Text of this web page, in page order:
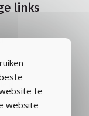
links
te
website